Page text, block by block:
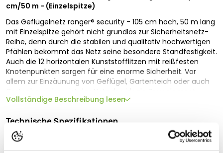
cm/50 m - (Einzelspitze)
Das Geflügelnetz ranger® security - 105 cm hoch, 50 m lang
mit Einzelspitze gehört nicht grundlos zur Sicherheitsnetz-
Reihe, denn durch die stabilen und qualitativ hochwertigen
Pfählen bekommt das Netz seine besondere Standfestigkeit.
Auch die 12 horizontalen Kunststofflitzen mit reißfesten
Knotenpunkten sorgen für eine enorme Sicherheit. Vor
allem zur Einzäunung von Geflügel, Gartenteich oder auch
das Sicherheitsnetz die perfekten Maße für das Einzäunen
von Geflügel und anderen Kleintierarten wie Hunden oder
Katzen. Des Weiteren ist das Netz nicht elektrifizierbar,
Vollständige Beschreibung lesen
Technische Spezifikationen
Geeignet für